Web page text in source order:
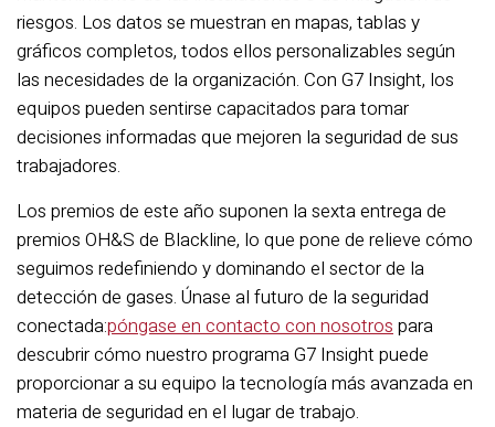
riesgos. Los datos se muestran en mapas, tablas y
gráficos completos, todos ellos personalizables según
las necesidades de la organización. Con G7 Insight, los
equipos pueden sentirse capacitados para tomar
decisiones informadas que mejoren la seguridad de sus
trabajadores.
Los premios de este año suponen la sexta entrega de
premios OH&S de Blackline, lo que pone de relieve cómo
seguimos redefiniendo y dominando el sector de la
detección de gases. Únase al futuro de la seguridad
conectada:póngase en contacto con nosotros para
descubrir cómo nuestro programa G7 Insight puede
proporcionar a su equipo la tecnología más avanzada en
materia de seguridad en el lugar de trabajo.